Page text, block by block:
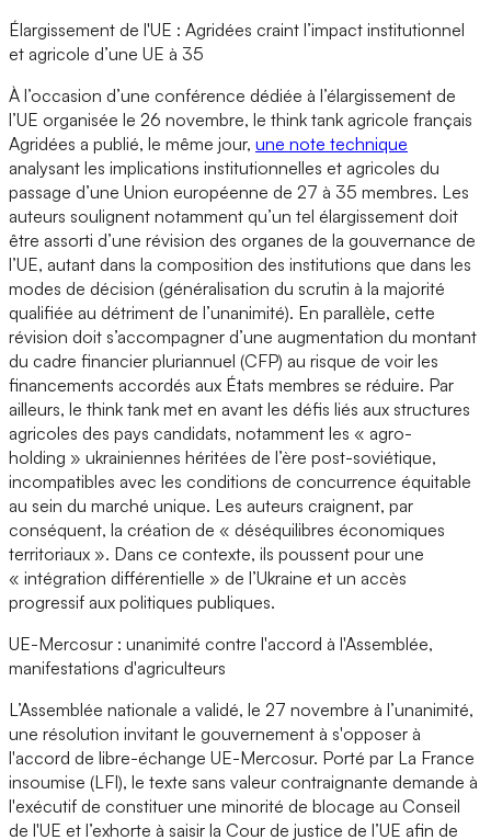
Élargissement de l'UE : Agridées craint l’impact institutionnel
et agricole d’une UE à 35
À l’occasion d’une conférence dédiée à l’élargissement de
l’UE organisée le 26 novembre, le think tank agricole français
Agridées a publié, le même jour, une note technique
analysant les implications institutionnelles et agricoles du
passage d’une Union européenne de 27 à 35 membres. Les
auteurs soulignent notamment qu’un tel élargissement doit
être assorti d’une révision des organes de la gouvernance de
l’UE, autant dans la composition des institutions que dans les
modes de décision (généralisation du scrutin à la majorité
qualifiée au détriment de l’unanimité). En parallèle, cette
révision doit s’accompagner d’une augmentation du montant
du cadre financier pluriannuel (CFP) au risque de voir les
financements accordés aux États membres se réduire. Par
ailleurs, le think tank met en avant les défis liés aux structures
agricoles des pays candidats, notamment les « agro-
holding » ukrainiennes héritées de l’ère post-soviétique,
incompatibles avec les conditions de concurrence équitable
au sein du marché unique. Les auteurs craignent, par
conséquent, la création de « déséquilibres économiques
territoriaux ». Dans ce contexte, ils poussent pour une
« intégration différentielle » de l’Ukraine et un accès
progressif aux politiques publiques.
UE-Mercosur : unanimité contre l'accord à l'Assemblée,
manifestations d'agriculteurs
L’Assemblée nationale a validé, le 27 novembre à l’unanimité,
une résolution invitant le gouvernement à s'opposer à
l'accord de libre-échange UE-Mercosur. Porté par La France
insoumise (LFI), le texte sans valeur contraignante demande à
l'exécutif de constituer une minorité de blocage au Conseil
de l'UE et l’exhorte à saisir la Cour de justice de l’UE afin de